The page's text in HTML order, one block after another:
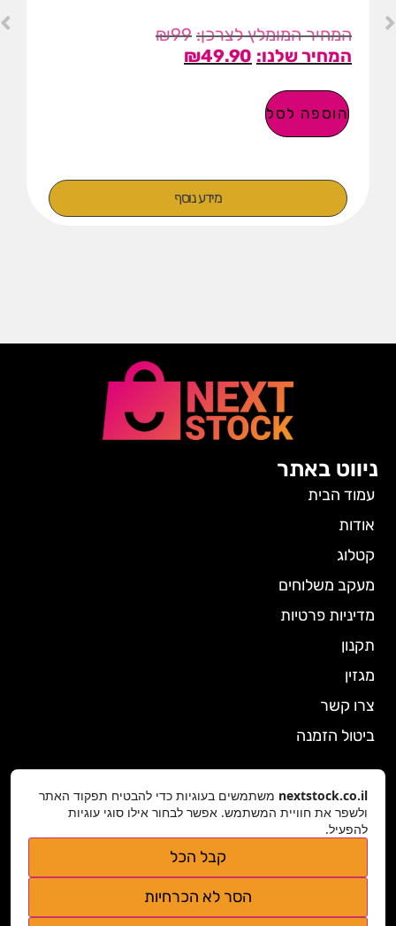
₪99
₪49.90
הוספה לסל
מידע נוסף
ניווט באתר
עמוד הבית
אודות
קטלוג
מעקב משלוחים
מדיניות פרטיות
תקנון
מגזין
צרו קשר
ביטול הזמנה
מתנות סוף שנה
קמפינג וטיולים
הלבשה תחתונה לנשים
nextstock.co.il משתמשים בעוגיות כדי להבטיח תפקוד האתר
ולשפר את חוויית המשתמש. אפשר לבחור אילו סוגי עוגיות
להפעיל.
קבל הכל
הסר לא הכרחיות